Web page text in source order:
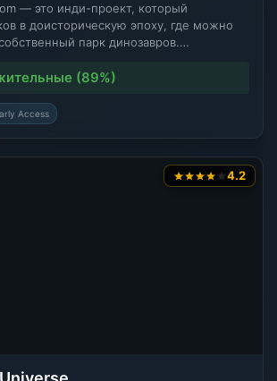
— это инди-проект, который
в доисторическую эпоху, где можно
парк динозавров.…
(89%)
Access
4.2